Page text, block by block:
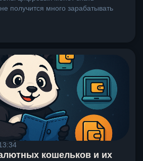
получится много зарабатывать
кошельков и их